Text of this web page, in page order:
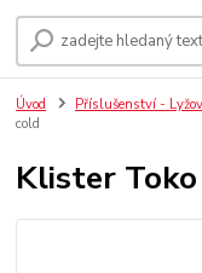
Úvod Příslušenství -
cold
Klister